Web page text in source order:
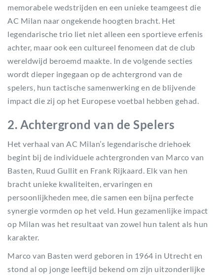
memorabele wedstrijden en een unieke teamgeest die
AC Milan naar ongekende hoogten bracht. Het
legendarische trio liet niet alleen een sportieve erfenis
achter, maar ook een cultureel fenomeen dat de club
wereldwijd beroemd maakte. In de volgende secties
wordt dieper ingegaan op de achtergrond van de
spelers, hun tactische samenwerking en de blijvende
impact die zij op het Europese voetbal hebben gehad.
2. Achtergrond van de Spelers
Het verhaal van AC Milan’s legendarische driehoek
begint bij de individuele achtergronden van Marco van
Basten, Ruud Gullit en Frank Rijkaard. Elk van hen
bracht unieke kwaliteiten, ervaringen en
persoonlijkheden mee, die samen een bijna perfecte
synergie vormden op het veld. Hun gezamenlijke impact
op Milan was het resultaat van zowel hun talent als hun
karakter.
Marco van Basten werd geboren in 1964 in Utrecht en
stond al op jonge leeftijd bekend om zijn uitzonderlijke